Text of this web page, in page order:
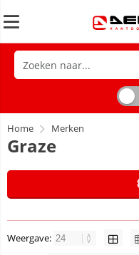
Home Merken
Graze
Weergave: